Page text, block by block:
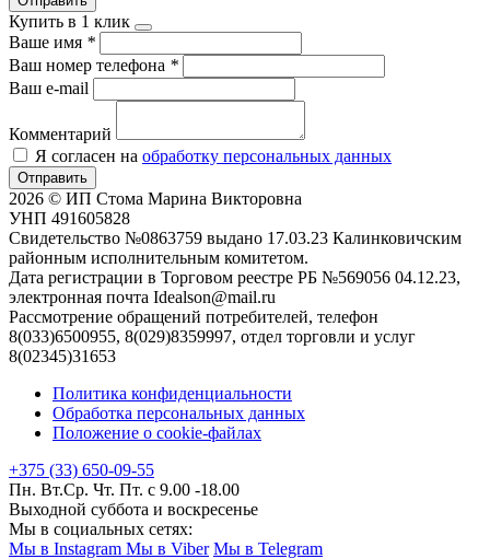
Купить в 1 клик
Ваше имя *
Ваш номер телефона *
Ваш e-mail
Комментарий
Я согласен на обработку персональных данных
Отправить
2026 © ИП Стома Марина Викторовна
УНП 491605828
Свидетельство №0863759 выдано 17.03.23 Калинковичским
районным исполнительным комитетом.
Дата регистрации в Торговом реестре РБ №569056 04.12.23,
электронная почта Idealson@mail.ru
Рассмотрение обращений потребителей, телефон
8(033)6500955, 8(029)8359997, отдел торговли и услуг
8(02345)31653
Политика конфиденциальности
Обработка персональных данных
Положение о cookie-файлах
+375 (33) 650-09-55
Пн. Вт.Ср. Чт. Пт. с 9.00 -18.00
Выходной суббота и воскресенье
Мы в социальных сетях:
Мы в Instagram Мы в Viber Мы в Telegram